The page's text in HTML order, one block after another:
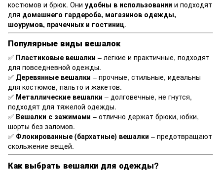
костюмов и брюк. Они удобны в использовании и подходят
для домашнего гардероба, магазинов одежды,
шоурумов, прачечных и гостиниц.
Популярные виды вешалок
✅ Пластиковые вешалки – лёгкие и практичные, подходят
для повседневной одежды.
✅ Деревянные вешалки – прочные, стильные, идеальны
для костюмов, пальто и жакетов.
✅ Металлические вешалки – долговечные, не гнутся,
подходят для тяжелой одежды.
✅ Вешалки с зажимами – отлично держат брюки, юбки,
шорты без заломов.
✅ Флокированные (бархатные) вешалки – предотвращают
скольжение вещей.
Как выбрать вешалки для одежды?